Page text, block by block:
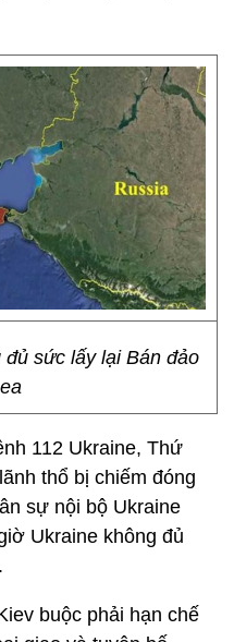
sức lấy lại Bán đảo
112 Ukraine, Thứ
thổ bị chiếm đóng
sự nội bộ Ukraine
Ukraine không đủ
buộc phải hạn chế